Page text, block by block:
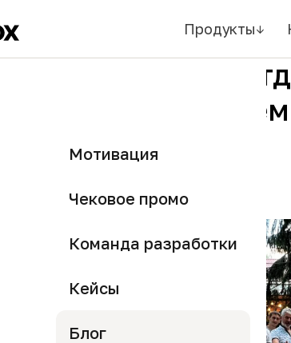
Продукты↓
Мотивация
Чековое промо
Команда разработки
Кейсы
Блог
Лето – время
для Ariston